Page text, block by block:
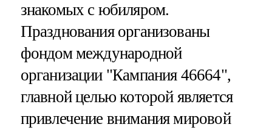
знакомых с юбиляром.
Празднования организованы
фондом международной
организации "Кампания 46664",
главной целью которой является
привлечение внимания мировой